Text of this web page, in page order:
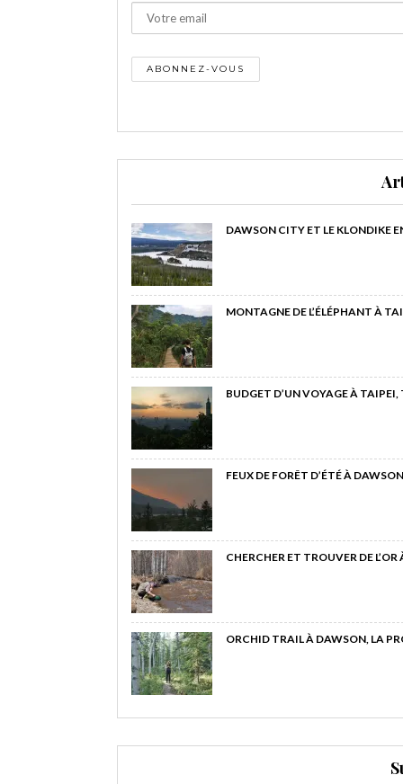
DAWSON CITY ET LE KLONDIKE
MONTAGNE DE L’ÉLÉPHANT À
BUDGET D’UN VOYAGE À
FEUX DE FORÊT D’ÉTÉ À
CHERCHER ET TROUVER DE
ORCHID TRAIL À DAWSON, LA